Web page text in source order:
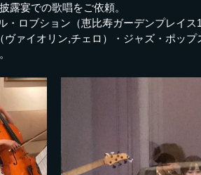
ライブ CM出演実績 Pick
露宴での歌唱をご依頼。
・ロブション（恵比寿ガーデンプレイス
ァイオリン,チェロ）・ジャズ・ポップ